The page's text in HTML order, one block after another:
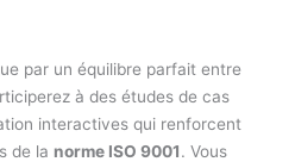
par un équilibre parfait entre
à des études de cas
interactives qui renforcent
de la norme ISO 9001. Vous